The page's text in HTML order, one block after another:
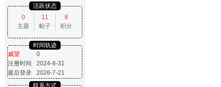
活跃状态
0
主题
11
帖子
8
积分
时间轨迹
威望
0
注册时间
2024-8-31
最后登录
2026-7-21
联系方式